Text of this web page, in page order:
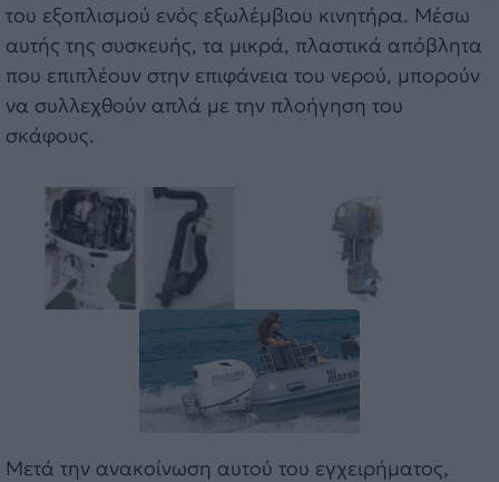
του εξοπλισμού ενός εξωλέμβιου κινητήρα. Μέσω
αυτής της συσκευής, τα μικρά, πλαστικά απόβλητα
που επιπλέουν στην επιφάνεια του νερού, μπορούν
να συλλεχθούν απλά με την πλοήγηση του
σκάφους.
Μετά την ανακοίνωση αυτού του εγχειρήματος,